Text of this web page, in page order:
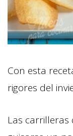
Con esta
rigores del
Las